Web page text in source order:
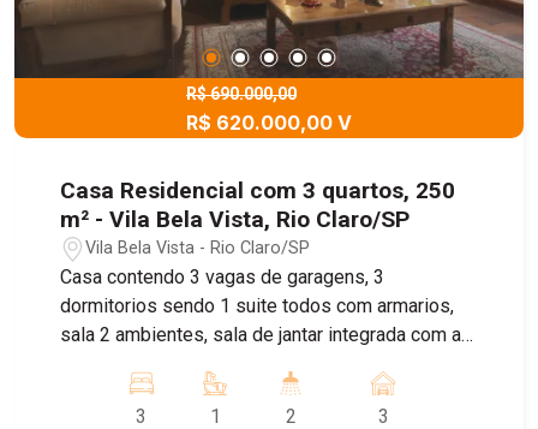
R$ 690.000,00
R$ 620.000,00 V
Casa Residencial com 3 quartos, 250
m² - Vila Bela Vista, Rio Claro/SP
Vila Bela Vista - Rio Claro/SP
Casa contendo 3 vagas de garagens, 3
dormitorios sendo 1 suite todos com armarios,
sala 2 ambientes, sala de jantar integrada com a
area de lazer, area de serviço, pequeno quintal de
3 1 2 3